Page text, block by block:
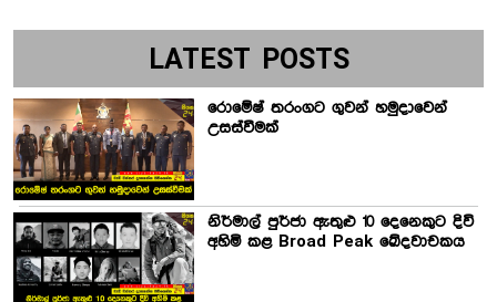
LATEST POSTS
රොමේෂ් තරංගට ගුවන් හමුදාවෙන්
උසස්වීමක්
නිර්මාල් පුර්ජා ඇතුළු 10 දෙනෙකුට දිවි
අහිමි කළ Broad Peak ඛේදවාචකය